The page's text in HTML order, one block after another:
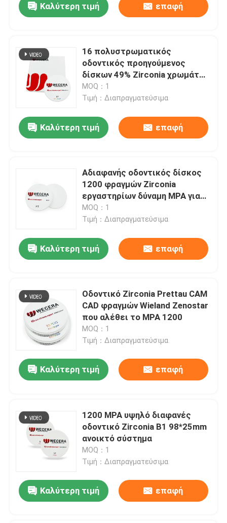
Καλύτερη τιμή επαφή
16 πολυστρωματικός
οδοντικός προηγούμενος
δίσκων 49% Zirconia χρωμάτων
διαφανής εξαιρετικά
MOQ：1
Τιμή：Διαπραγματεύσιμα
Καλύτερη τιμή επαφή
Αδιαφανής οδοντικός δίσκος
1200 φραγμών Zirconia
εργαστηρίων δύναμη MPA για
την άλεση CAM CAD
MOQ：1
Τιμή：Διαπραγματεύσιμα
Καλύτερη τιμή επαφή
Οδοντικό Zirconia Prettau CAM
CAD φραγμών Wieland Zenostar
που αλέθει το MPA 1200
MOQ：1
Τιμή：Διαπραγματεύσιμα
Καλύτερη τιμή επαφή
1200 MPA υψηλό διαφανές
οδοντικό Zirconia B1 98*25mm
ανοικτό σύστημα
MOQ：1
Τιμή：Διαπραγματεύσιμα
Καλύτερη τιμή επαφή